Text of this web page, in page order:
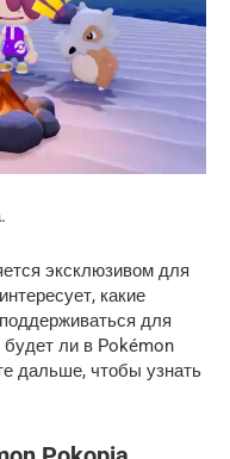
эксклюзивом для
какие
для
будет ли в Pokémon
дальше, чтобы узнать